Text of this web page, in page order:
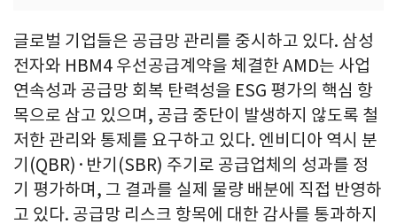
글로벌 기업들은 공급망 관리를 중시하고 있다. 삼성
전자와 HBM4 우선공급계약을 체결한 AMD는 사업
연속성과 공급망 회복 탄력성을 ESG 평가의 핵심 항
목으로 삼고 있으며, 공급 중단이 발생하지 않도록 철
저한 관리와 통제를 요구하고 있다. 엔비디아 역시 분
기(QBR)·반기(SBR) 주기로 공급업체의 성과를 정
기 평가하며, 그 결과를 실제 물량 배분에 직접 반영하
고 있다. 공급망 리스크 항목에 대한 감사를 통과하지